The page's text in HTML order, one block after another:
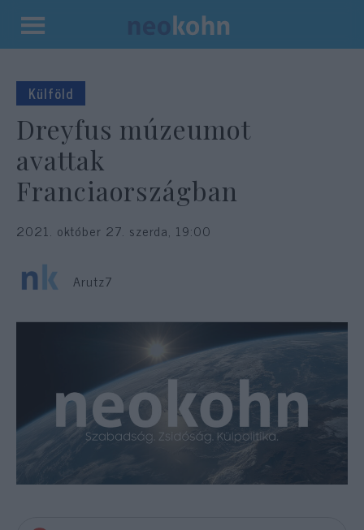
Kilépés
tartalomba
Külföld
Dreyfus múzeumot
avattak
Franciaországban
2021. október 27. szerda, 19:00
Arutz7